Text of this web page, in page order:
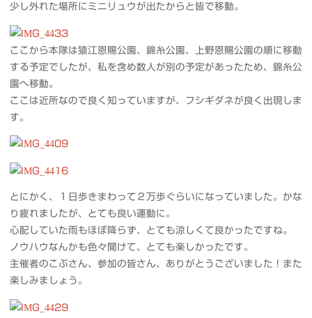
少し外れた場所にミニリュウが出たからと皆で移動。
ここから本隊は猿江恩賜公園、錦糸公園、上野恩賜公園の順に移動
する予定でしたが、私を含め数人が別の予定があったため、錦糸公
園へ移動。
ここは近所なので良く知っていますが、フシギダネが良く出現しま
す。
とにかく、１日歩きまわって２万歩ぐらいになっていました。かな
り疲れましたが、とても良い運動に。
心配していた雨もほぼ降らず、とても涼しくて良かったですね。
ノウハウなんかも色々聞けて、とても楽しかったです。
主催者のこぶさん、参加の皆さん、ありがとうございました！また
楽しみましょう。